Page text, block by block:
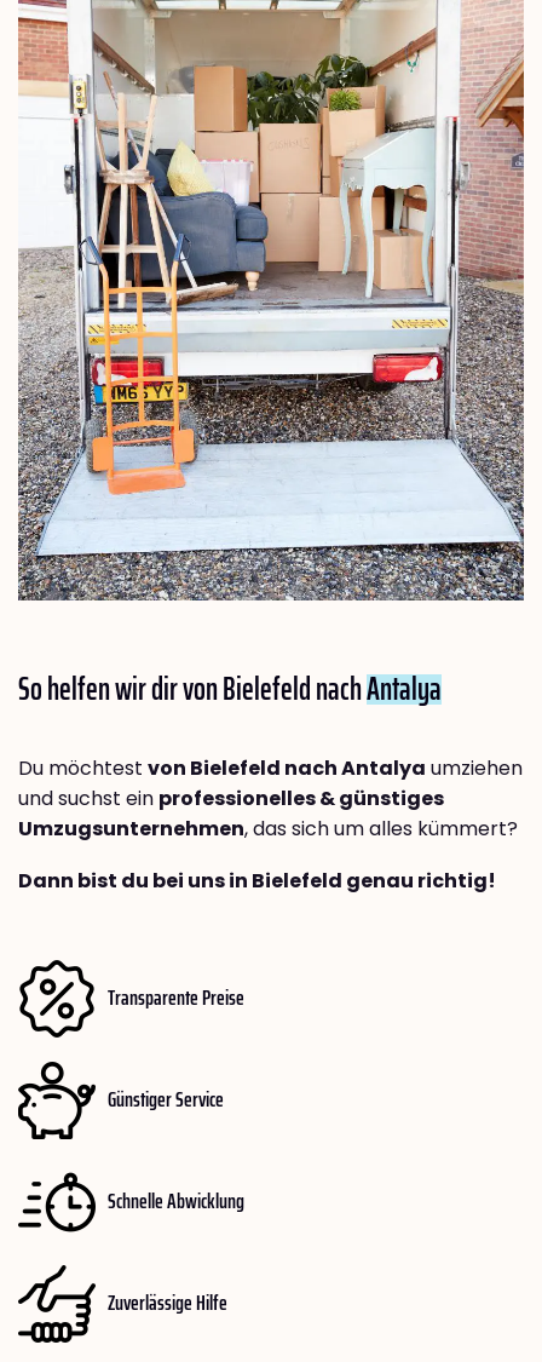
So helfen wir dir von Bielefeld nachAntalya
Du möchtest von Bielefeld nach Antalya umziehen
und suchst ein professionelles & günstiges
Umzugsunternehmen, das sich um alles kümmert?
Dann bist du bei uns in Bielefeld genau richtig!
Transparente Preise
Günstiger Service
Schnelle Abwicklung
Zuverlässige Hilfe